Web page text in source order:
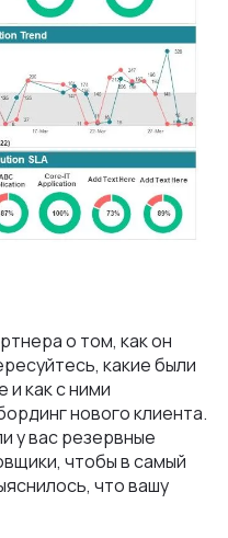
о том, как он
какие были
и как с ними
нового клиента.
у вас резервные
чтобы в самый
что вашу